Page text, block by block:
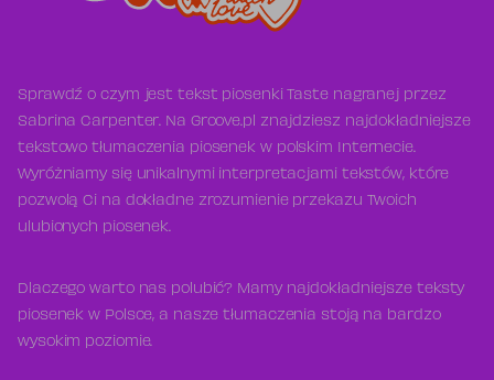
Sprawdź o czym jest tekst piosenki Taste nagranej przez
Sabrina Carpenter. Na Groove.pl znajdziesz najdokładniejsze
tekstowo tłumaczenia piosenek w polskim Internecie.
Wyróżniamy się unikalnymi interpretacjami tekstów, które
pozwolą Ci na dokładne zrozumienie przekazu Twoich
ulubionych piosenek.
Dlaczego warto nas polubić? Mamy najdokładniejsze teksty
piosenek w Polsce, a nasze tłumaczenia stoją na bardzo
wysokim poziomie.